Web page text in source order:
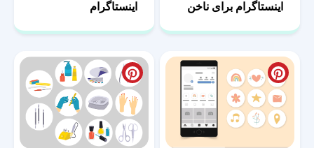
اینستاگرام برای ناخن
اینستاگرام